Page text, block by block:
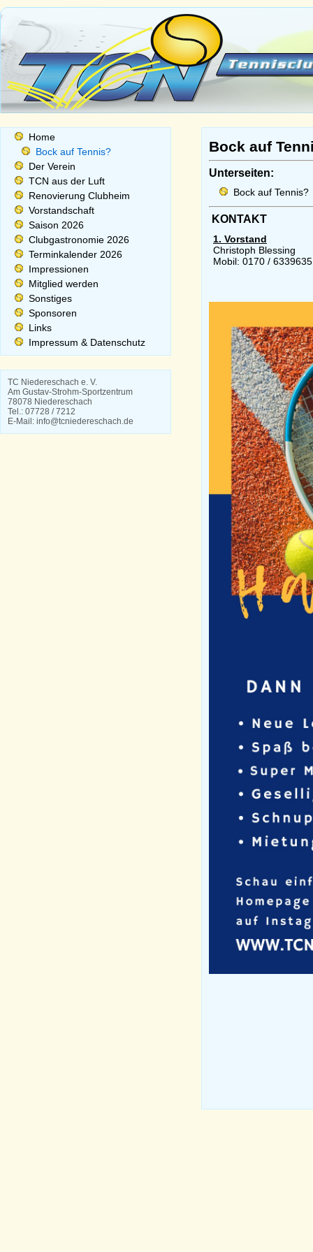
Home
Bock auf Tennis?
Der Verein
TCN aus der Luft
Renovierung Clubheim
Vorstandschaft
Saison 2026
Clubgastronomie 2026
Terminkalender 2026
Impressionen
Mitglied werden
Sonstiges
Sponsoren
Links
Impressum & Datenschutz
TC Niedereschach e. V.
Am Gustav-Strohm-Sportzentrum
78078 Niedereschach
Tel.: 07728 / 7212
E-Mail: info@tcniedereschach.de
Bock auf
Unterseiten:
Bock auf Tennis?
KONTAKT
1. Vorstand
Christoph Blessing
Mobil: 0170 / 6339635